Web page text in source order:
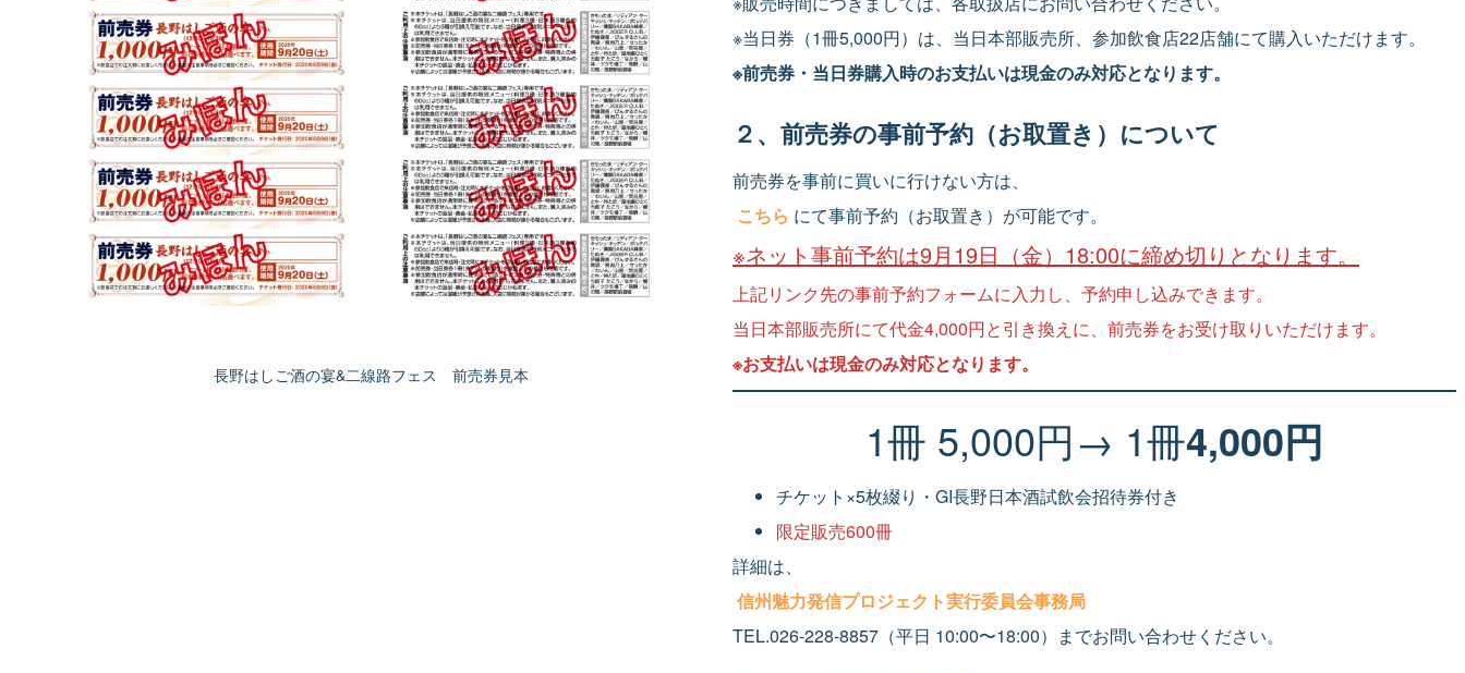
長野はしご酒の宴&二線路フェス 前売券見本
※当日券（1冊5,000円）は、当日本部販売所、参加飲食店22店舗にて購入いただけます。
※前売券・当日券購入時のお支払いは現金のみ対応となります。
２、前売券の事前予約（お取置き）について
前売券を事前に買いに行けない方は、
こちら にて事前予約（お取置き）が可能です。
※ネット事前予約は9月19日（金）18:00に締め切りとなります。
上記リンク先の事前予約フォームに入力し、予約申し込みできます。
当日本部販売所にて代金4,000円と引き換えに、前売券をお受け取りいただけます。
※お支払いは現金のみ対応となります。
1冊 5,000円→ 1冊4,000円
チケット×5枚綴り・GI長野日本酒試飲会招待券付き
限定販売600冊
詳細は、
信州魅力発信プロジェクト実行委員会事務局
TEL.026-228-8857（平日 10:00〜18:00）までお問い合わせください。